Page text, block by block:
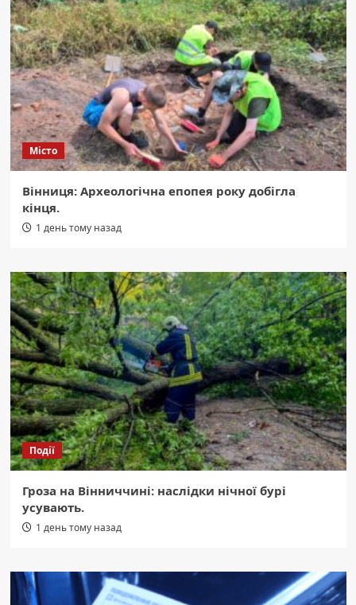
Місто
Вінниця: Археологічна епопея року добігла
кінця.
1 день тому назад
Події
Гроза на Вінниччині: наслідки нічної бурі
усувають.
1 день тому назад